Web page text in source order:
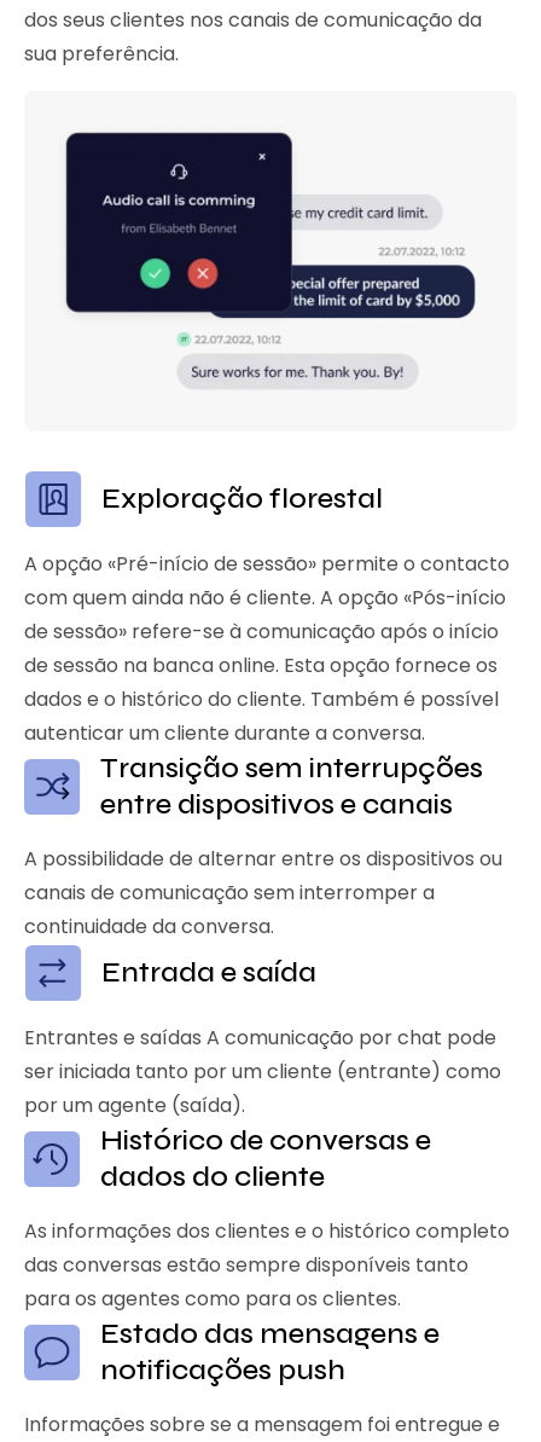
dos seus clientes nos canais de comunicação da
sua preferência.
Exploração florestal
A opção «Pré-início de sessão» permite o contacto
com quem ainda não é cliente. A opção «Pós-início
de sessão» refere-se à comunicação após o início
de sessão na banca online. Esta opção fornece os
dados e o histórico do cliente. Também é possível
autenticar um cliente durante a conversa.
Transição sem interrupções
entre dispositivos e canais
A possibilidade de alternar entre os dispositivos ou
canais de comunicação sem interromper a
continuidade da conversa.
Entrada e saída
Entrantes e saídas A comunicação por chat pode
ser iniciada tanto por um cliente (entrante) como
por um agente (saída).
Histórico de conversas e
dados do cliente
As informações dos clientes e o histórico completo
das conversas estão sempre disponíveis tanto
para os agentes como para os clientes.
Estado das mensagens e
notificações push
Informações sobre se a mensagem foi entregue e